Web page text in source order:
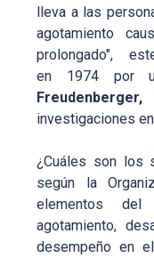
lleva a las
agotamiento
prolongado",
en 1974 por
investigaciones
¿Cuáles son los
según la
elementos del
agotamiento,
desempeño en